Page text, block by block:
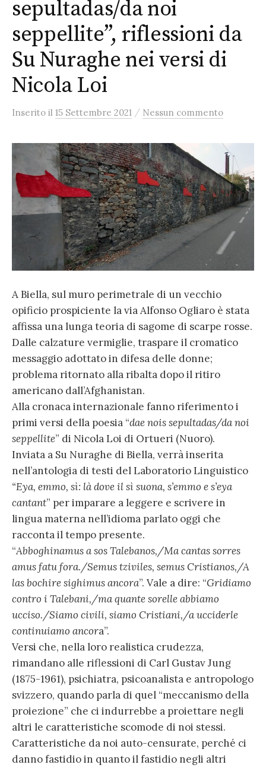
sepultadas/da noi
seppellite”, riflessioni da
Su Nuraghe nei versi di
Nicola Loi
Inserito il 15 Settembre 2021 / Nessun commento
A Biella, sul muro perimetrale di un vecchio
opificio prospiciente la via Alfonso Ogliaro è stata
affissa una lunga teoria di sagome di scarpe rosse.
Dalle calzature vermiglie, traspare il cromatico
messaggio adottato in difesa delle donne;
problema ritornato alla ribalta dopo il ritiro
americano dall’Afghanistan.
Alla cronaca internazionale fanno riferimento i
primi versi della poesia “dae nois sepultadas/da noi
seppellite” di Nicola Loi di Ortueri (Nuoro).
Inviata a Su Nuraghe di Biella, verrà inserita
nell’antologia di testi del Laboratorio Linguistico
“Eya, emmo, sì: là dove il sì suona, s’emmo e s’eya
cantant” per imparare a leggere e scrivere in
lingua materna nell’idioma parlato oggi che
racconta il tempo presente.
“Abboghinamus a sos Talebanos,/Ma cantas sorres
amus fatu fora./Semus tziviles, semus Cristianos,/A
las bochire sighimus ancora”. Vale a dire: “Gridiamo
contro i Talebani,/ma quante sorelle abbiamo
ucciso./Siamo civili, siamo Cristiani,/a ucciderle
continuiamo ancora”.
Versi che, nella loro realistica crudezza,
rimandano alle riflessioni di Carl Gustav Jung
(1875-1961), psichiatra, psicoanalista e antropologo
svizzero, quando parla di quel “meccanismo della
proiezione” che ci indurrebbe a proiettare negli
altri le caratteristiche scomode di noi stessi.
Caratteristiche da noi auto-censurate, perché ci
danno fastidio in quanto il fastidio negli altri